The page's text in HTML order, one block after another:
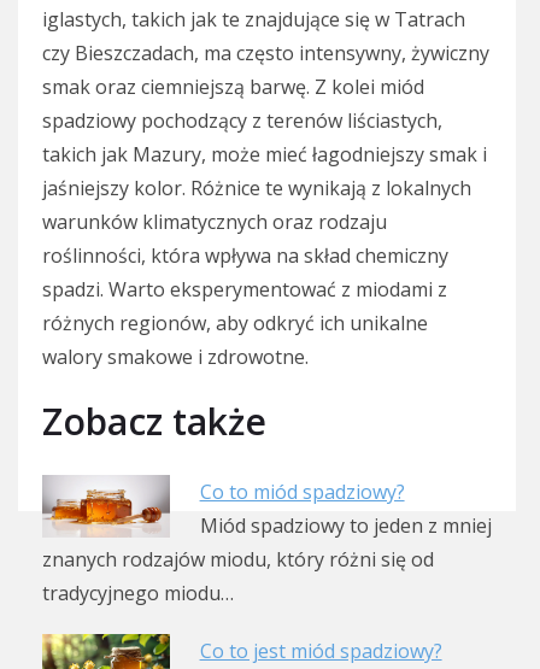
iglastych, takich jak te znajdujące się w Tatrach
czy Bieszczadach, ma często intensywny, żywiczny
smak oraz ciemniejszą barwę. Z kolei miód
spadziowy pochodzący z terenów liściastych,
takich jak Mazury, może mieć łagodniejszy smak i
jaśniejszy kolor. Różnice te wynikają z lokalnych
warunków klimatycznych oraz rodzaju
roślinności, która wpływa na skład chemiczny
spadzi. Warto eksperymentować z miodami z
różnych regionów, aby odkryć ich unikalne
walory smakowe i zdrowotne.
Zobacz także
Co to miód spadziowy?
Miód spadziowy to jeden z mniej
znanych rodzajów miodu, który różni się od
tradycyjnego miodu…
Co to jest miód spadziowy?